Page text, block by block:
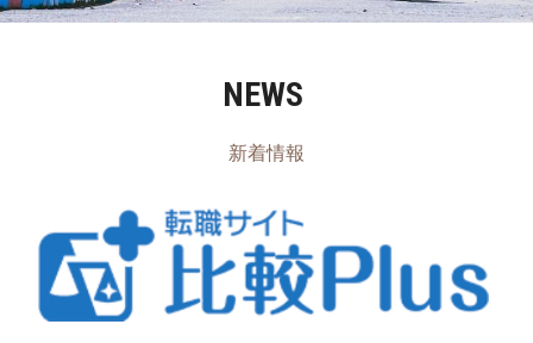
NEWS
新着情報